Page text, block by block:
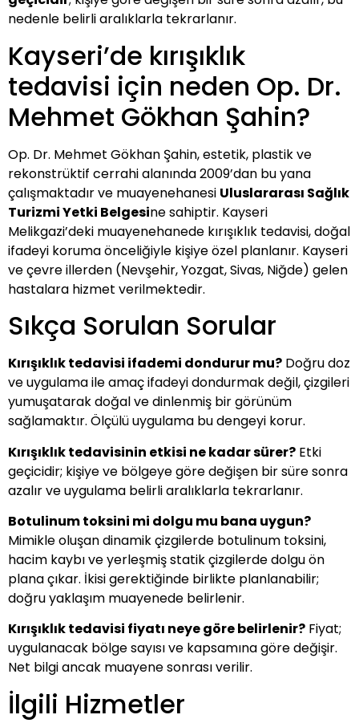
nedenle belirli aralıklarla tekrarlanır.
Kayseri’de kırışıklık
tedavisi için neden Op. Dr.
Mehmet Gökhan Şahin?
Op. Dr. Mehmet Gökhan Şahin, estetik, plastik ve
rekonstrüktif cerrahi alanında 2009’dan bu yana
çalışmaktadır ve muayenehanesi Uluslararası Sağlık
Turizmi Yetki Belgesine sahiptir. Kayseri
Melikgazi’deki muayenehanede kırışıklık tedavisi, doğal
ifadeyi koruma önceliğiyle kişiye özel planlanır. Kayseri
ve çevre illerden (Nevşehir, Yozgat, Sivas, Niğde) gelen
hastalara hizmet verilmektedir.
Sıkça Sorulan Sorular
Kırışıklık tedavisi ifademi dondurur mu? Doğru doz
ve uygulama ile amaç ifadeyi dondurmak değil, çizgileri
yumuşatarak doğal ve dinlenmiş bir görünüm
sağlamaktır. Ölçülü uygulama bu dengeyi korur.
Kırışıklık tedavisinin etkisi ne kadar sürer? Etki
geçicidir; kişiye ve bölgeye göre değişen bir süre sonra
azalır ve uygulama belirli aralıklarla tekrarlanır.
Botulinum toksini mi dolgu mu bana uygun?
Mimikle oluşan dinamik çizgilerde botulinum toksini,
hacim kaybı ve yerleşmiş statik çizgilerde dolgu ön
plana çıkar. İkisi gerektiğinde birlikte planlanabilir;
doğru yaklaşım muayenede belirlenir.
Kırışıklık tedavisi fiyatı neye göre belirlenir? Fiyat;
uygulanacak bölge sayısı ve kapsamına göre değişir.
Net bilgi ancak muayene sonrası verilir.
İlgili Hizmetler